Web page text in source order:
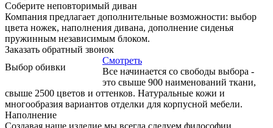
Соберите неповторимый диван
Компания предлагает дополнительные возможности: выбор
цвета ножек, наполнения дивана, дополнение сиденья
пружинным независимым блоком.
Заказать обратный звонок
Выбор обивки
Смотреть
Все начинается со свободы выбора -
это свыше 900 наименований ткани,
свыше 2500 цветов и оттенков. Натуральные кожи и
многообразия вариантов отделки для корпусной мебели.
Наполнение